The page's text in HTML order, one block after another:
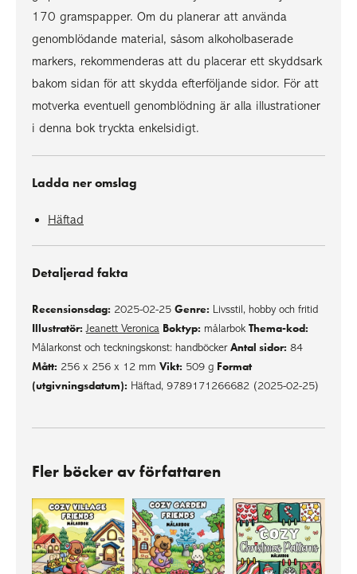
170 gramspapper. Om du planerar att använda
genomblödande material, såsom alkoholbaserade
markers, rekommenderas att du placerar ett skyddsark
bakom sidan för att skydda efterföljande sidor. För att
motverka eventuell genomblödning är alla illustrationer
i denna bok tryckta enkelsidigt.
Ladda ner omslag
Häftad
Detaljerad fakta
Recensionsdag: 2025-02-25 Genre: Livsstil, hobby och fritid
Illustratör: Jeanett Veronica Boktyp: målarbok Thema-kod:
Målarkonst och teckningskonst: handböcker Antal sidor: 84
Mått: 256 x 256 x 12 mm Vikt: 509 g Format
(utgivningsdatum): Häftad, 9789171266682 (2025-02-25)
Fler böcker av författaren